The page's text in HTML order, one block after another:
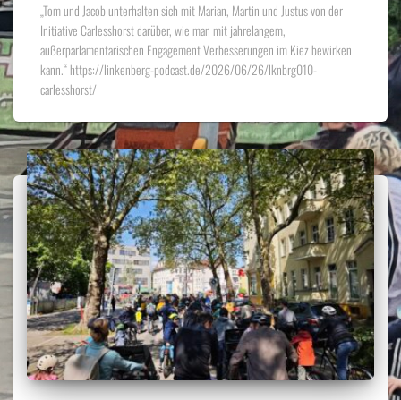
„Tom und Jacob unterhalten sich mit Marian, Martin und Justus von der
Initiative Carlesshorst darüber, wie man mit jahrelangem,
außerparlamentarischen Engagement Verbesserungen im Kiez bewirken
kann.“ https://linkenberg-podcast.de/2026/06/26/lknbrg010-
carlesshorst/